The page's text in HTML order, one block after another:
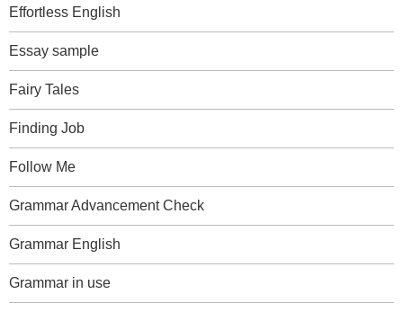
Effortless English
Essay sample
Fairy Tales
Finding Job
Follow Me
Grammar Advancement Check
Grammar English
Grammar in use